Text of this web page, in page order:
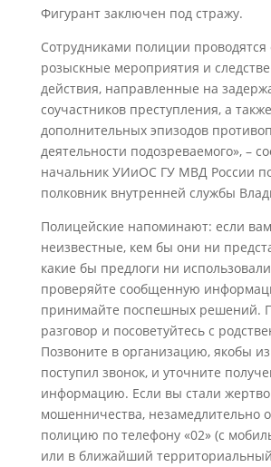
Фигурант заключен под стражу.
Сотрудниками полиции проводятся
розыскные мероприятия и
действия, направленные на
соучастников преступления, а
дополнительных эпизодов
деятельности подозреваемого», –
начальник УИиОС ГУ МВД России
полковник внутренней службы
Полицейские напоминают: если
неизвестные, кем бы они ни
какие бы предлоги ни
проверяйте сообщенную
принимайте поспешных решений.
разговор и посоветуйтесь с
Позвоните в организацию, якобы
поступил звонок, и уточните
информацию. Если вы стали
мошенничества, незамедлительно
полицию по телефону «02» (с
или в ближайший